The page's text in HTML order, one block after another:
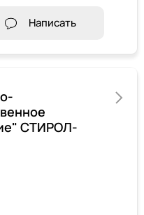
Написать
СТИРОЛ-